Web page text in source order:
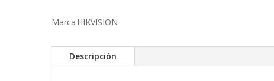
Marca HIKVISION
Descripción